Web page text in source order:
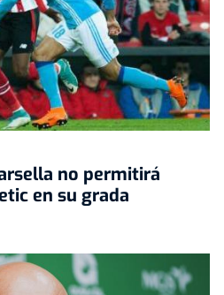
no permitirá
en su grada